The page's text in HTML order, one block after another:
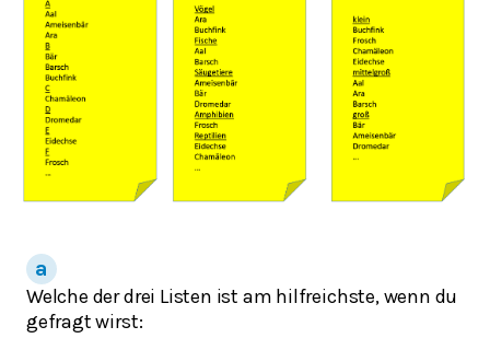
Welche der drei Listen ist am hilfreichste, wenn du
gefragt wirst: